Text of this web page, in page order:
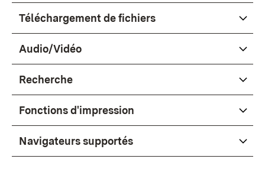
Téléchargement de fichiers
Audio/Vidéo
Recherche
Fonctions d'impression
Navigateurs supportés